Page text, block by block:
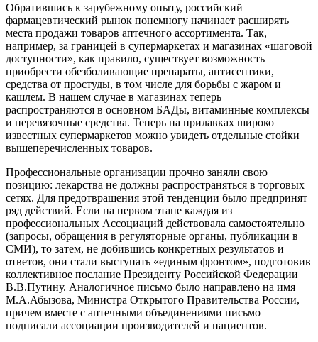
Обратившись к зарубежному опыту, российский
фармацевтический рынок понемногу начинает расширять
места продажи товаров аптечного ассортимента. Так,
например, за границей в супермаркетах и магазинах «шаговой
доступности», как правило, существует возможность
приобрести обезболивающие препараты, антисептики,
средства от простуды, в том числе для борьбы с жаром и
кашлем. В нашем случае в магазинах теперь
распространяются в основном БАДы, витаминные комплексы
и перевязочные средства. Теперь на прилавках широко
известных супермаркетов можно увидеть отдельные стойки
вышеперечисленных товаров.
Профессиональные организации прочно заняли свою
позицию: лекарства не должны распространяться в торговых
сетях. Для предотвращения этой тенденции было предпринят
ряд действий. Если на первом этапе каждая из
профессиональных Ассоциаций действовала самостоятельно
(запросы, обращения в регуляторные органы, публикации в
СМИ), то затем, не добившись конкретных результатов и
ответов, они стали выступать «единым фронтом», подготовив
коллективное послание Президенту Российской Федерации
В.В.Путину. Аналогичное письмо было направлено на имя
М.А.Абызова, Министра Открытого Правительства России,
причем вместе с аптечными объединениями письмо
подписали ассоциации производителей и пациентов.